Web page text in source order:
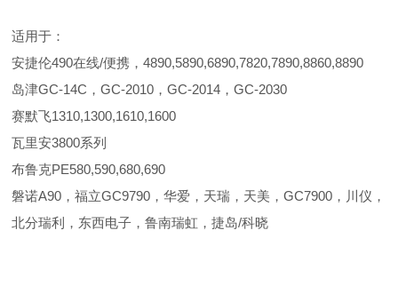
适用于：
安捷伦490在线/便携，4890,5890,6890,7820,7890,8860,8890
岛津GC-14C，GC-2010，GC-2014，GC-2030
赛默飞1310,1300,1610,1600
瓦里安3800系列
布鲁克PE580,590,680,690
磐诺A90，福立GC9790，华爱，天瑞，天美，GC7900，川仪，
北分瑞利，东西电子，鲁南瑞虹，捷岛/科晓